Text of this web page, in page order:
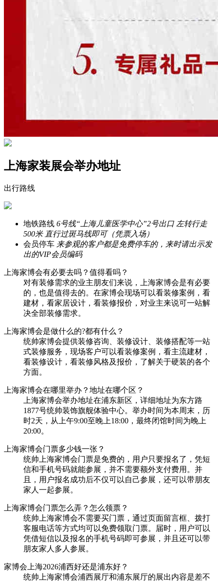
上海家装展会举办地址
出行路线
地铁路线 6号线“上海儿童医学中心”2号出口 左转行走
500米 直行过斑马线即可（凭票入场）
会员停车 来参观的客户都是免费停车的，来时请出示发
出的VIP会员编码
上海家博会有必要去吗？值得看吗？
对有装修需求的业主朋友们来说，上海家博会是有必要
的，也是值得去的。在家博会现场可以看装修案例，看
建材，看家居设计，看装修报价，对业主来说可一站解
决全部装修需求。
上海家博会是做什么的?都有什么？
统帅家博会提供装修咨询、装修设计、装修搭配等一站
式装修服务，现场客户可以看装修案例，看主流建材，
看装修设计，看装修风格及报价，了解关于硬装的各个
方面。
上海家博会在哪里举办？地址在哪个区？
上海家博会举办地址在浦东新区，详细地址为东方路
1877号统帅装饰旗舰体验中心。举办时间为本周末，历
时2天，从上午9:00至晚上18:00，最终闭馆时间为晚上
20:00。
上海家博会门票多少钱一张？
统帅上海家博会门票是免费的，用户只要报名了，凭短
信和手机号码就能参展，并不需要额外支付费用。并
且，用户报名成功后不仅可以自己参展，还可以带朋友
家人一起参展。
上海家博会门票怎么弄？怎么领票？
统帅上海家博会不需要买门票，通过页面留言框、拨打
客服电话等方式均可以免费领取门票。届时，用户可以
凭借短信以及报名的手机号码即可参展，并且还可以带
朋友家人多人参展。
家博会上海2026浦西好还是浦东好？
统帅上海家博会浦西展厅和浦东展厅的展出内容是差不